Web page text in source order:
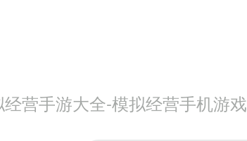
营手游大全-模拟经营手机游戏